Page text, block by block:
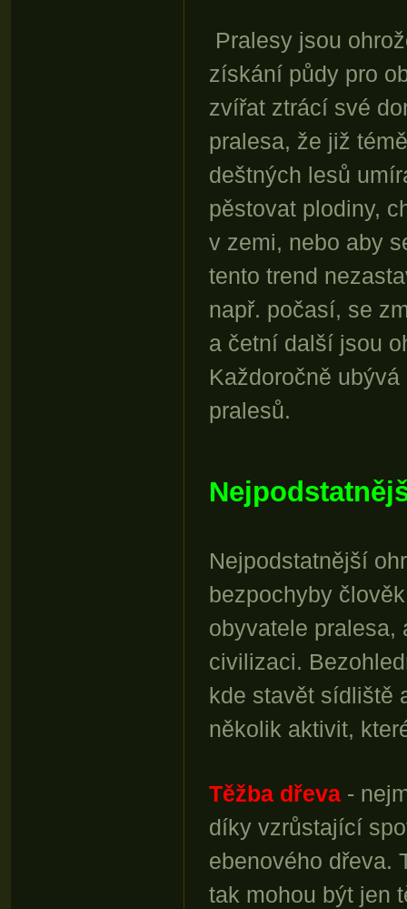
Pralesy jsou
získání půdy pro
zvířat ztrácí své
pralesa, že již
deštných lesů
pěstovat plodiny,
v zemi, nebo aby
tento trend
např. počasí, se
a četní další jsou
Každoročně
pralesů.
Nejpodstatnější
bezpochyby
obyvatele pralesa,
civilizaci.
kde stavět sídliště
několik aktivit,
Těžba dřeva -
díky vzrůstající
ebenového dřeva.
tak mohou být jen